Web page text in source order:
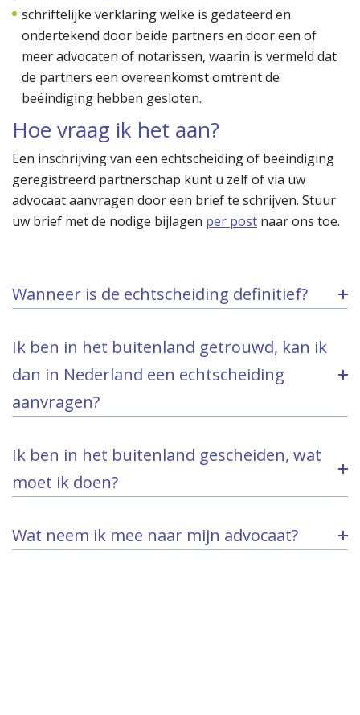
schriftelijke verklaring welke is gedateerd en
ondertekend door beide partners en door een of
meer advocaten of notarissen, waarin is vermeld dat
de partners een overeenkomst omtrent de
beëindiging hebben gesloten.
Hoe vraag ik het aan?
Een inschrijving van een echtscheiding of beëindiging
geregistreerd partnerschap kunt u zelf of via uw
advocaat aanvragen door een brief te schrijven. Stuur
uw brief met de nodige bijlagen per post naar ons toe.
Wanneer is de echtscheiding definitief?
Ik ben in het buitenland getrouwd, kan ik
dan in Nederland een echtscheiding
aanvragen?
Ik ben in het buitenland gescheiden, wat
moet ik doen?
Wat neem ik mee naar mijn advocaat?